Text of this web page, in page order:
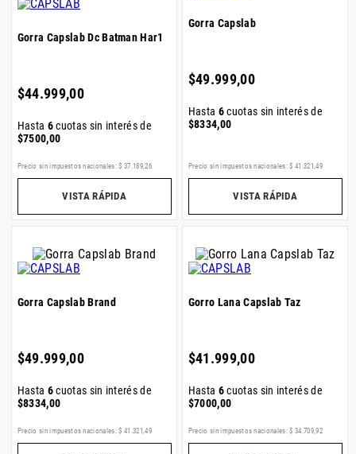
Gorra Capslab Dc Batman Har1
$44.999,00
Hasta 6cuotas sin interés de
$7500,00
Precio sin impuestos nacionales: $ 37.189,26
VISTA RÁPIDA
Gorra Capslab
$49.999,00
Hasta 6cuotas sin interés de
$8334,00
Precio sin impuestos nacionales: $ 41 .321 ,49
VISTA RÁPIDA
Gorra Capslab Brand
$49.999,00
Hasta 6cuotas sin interés de
$8334,00
Precio sin impuestos nacionales: $ 41 .321 ,49
Gorro Lana Capslab Taz
$41 .999,00
Hasta 6cuotas sin interés de
$7000,00
Precio sin impuestos nacionales: $ 34.709,92